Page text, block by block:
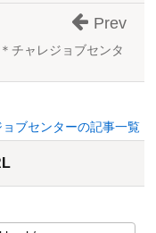
チャレジョブセンタ
Prev
ブセンターの記事一覧